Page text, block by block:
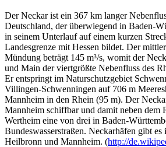
Der Neckar ist ein 367 km langer
Deutschland, der überwiegend in Baden-
in seinem Unterlauf auf einem kurzen
Landesgrenze mit Hessen bildet. Der
Mündung beträgt 145 m³/s, womit der
und Main der viertgrößte Nebenfluss des
Er entspringt im Naturschutzgebiet
Villingen-Schwenningen auf 706 m
Mannheim in den Rhein (95 m). Der
Mannheim schiffbar und damit neben dem
Wertheim eine von drei in Baden-
Bundeswasserstraßen. Neckarhäfen gibt
Heilbronn und Mannheim. (http://